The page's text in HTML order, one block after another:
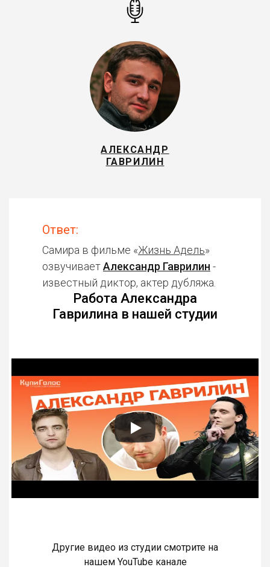
АЛЕКСАНДР
ГАВРИЛИН
Ответ:
Самира в фильме «Жизнь Адель»
озвучиваетАлександр Гаврилин -
известный диктор, актер дубляжа.
Работа Александра
Гаврилина в нашей студии
Другие видео из студии смотрите на
нашем YouTube канале